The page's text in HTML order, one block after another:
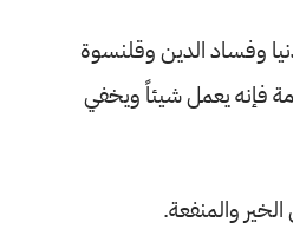
وفساد الدين وقلنسوة
فإنه يعمل شيئاً ويخفي
والمنفعة.